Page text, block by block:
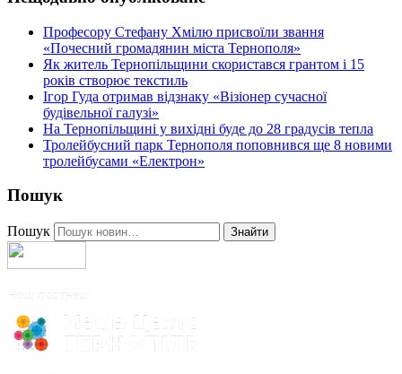
Професору Стефану Хмілю присвоїли звання
«Почесний громадянин міста Тернополя»
Як житель Тернопільщини скористався грантом і 15
років створює текстиль
Ігор Гуда отримав відзнаку «Візіонер сучасної
будівельної галузі»
На Тернопільщині у вихідні буде до 28 градусів тепла
Тролейбусний парк Тернополя поповнився ще 8 новими
тролейбусами «Електрон»
Пошук
Пошук Знайти